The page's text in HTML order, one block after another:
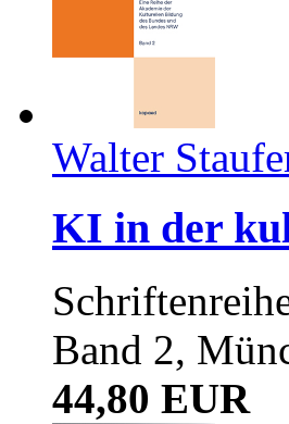
Walter
KI in der
Band 2,
44,80 EUR